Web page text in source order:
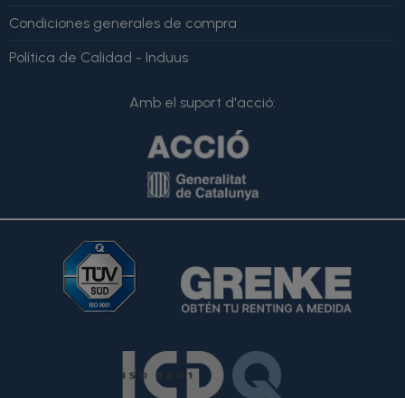
Condiciones generales de compra
Política de Calidad - Induus
Amb el suport d'acció: